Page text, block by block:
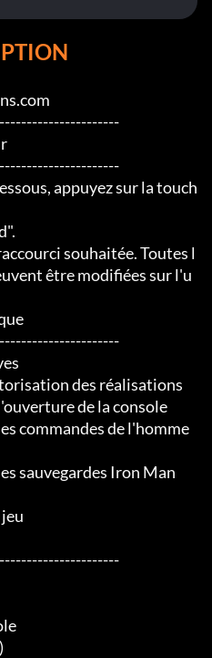
appuyez sur la touch
souhaitée. Toutes l
être modifiées sur l'u